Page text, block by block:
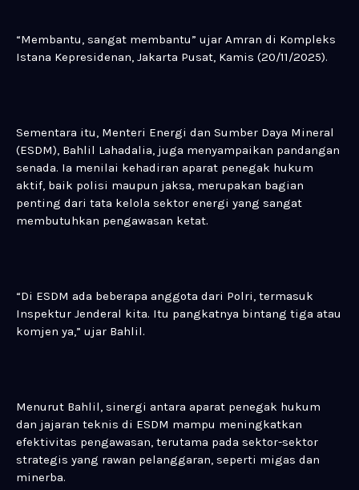
“Membantu, sangat membantu” ujar Amran di Kompleks
Istana Kepresidenan, Jakarta Pusat, Kamis (20/11/2025).
Sementara itu, Menteri Energi dan Sumber Daya Mineral
(ESDM), Bahlil Lahadalia, juga menyampaikan pandangan
senada. Ia menilai kehadiran aparat penegak hukum
aktif, baik polisi maupun jaksa, merupakan bagian
penting dari tata kelola sektor energi yang sangat
membutuhkan pengawasan ketat.
“Di ESDM ada beberapa anggota dari Polri, termasuk
Inspektur Jenderal kita. Itu pangkatnya bintang tiga atau
komjen ya,” ujar Bahlil.
Menurut Bahlil, sinergi antara aparat penegak hukum
dan jajaran teknis di ESDM mampu meningkatkan
efektivitas pengawasan, terutama pada sektor-sektor
strategis yang rawan pelanggaran, seperti migas dan
minerba.